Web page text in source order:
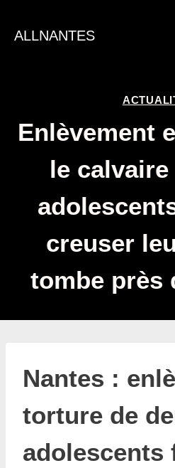
contenu
ALLNANTES
Enlèvement
le
creuser
tombe près
Nantes :
torture de
adolescents